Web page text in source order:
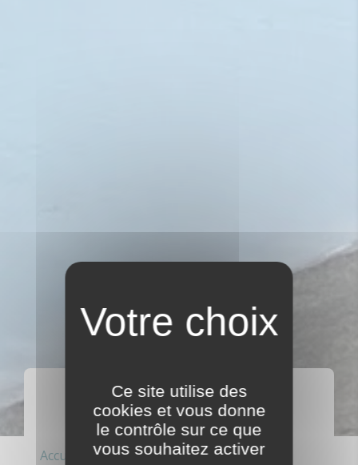
ACTUALITÉS
Accueil
Ce site utilise des
cookies et vous donne
le contrôle sur ce que
vous souhaitez activer